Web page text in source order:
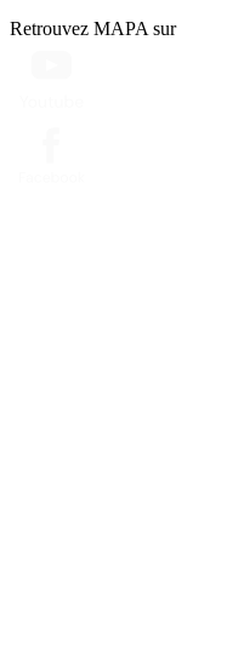
Retrouvez MAPA sur